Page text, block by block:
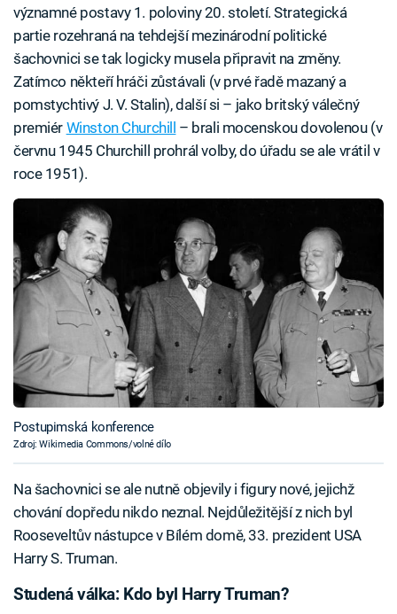
významné postavy 1. poloviny 20. století. Strategická
partie rozehraná na tehdejší mezinárodní politické
šachovnici se tak logicky musela připravit na změny.
Zatímco někteří hráči zůstávali (v prvé řadě mazaný a
pomstychtivý J. V. Stalin), další si – jako britský válečný
premiér Winston Churchill – brali mocenskou dovolenou (v
červnu 1945 Churchill prohrál volby, do úřadu se ale vrátil v
roce 1951).
Postupimská konference
Zdroj: Wikimedia Commons/volné dílo
Na šachovnici se ale nutně objevily i figury nové, jejichž
chování dopředu nikdo neznal. Nejdůležitější z nich byl
Rooseveltův nástupce v Bílém domě, 33. prezident USA
Harry S. Truman.
Studená válka: Kdo byl Harry Truman?